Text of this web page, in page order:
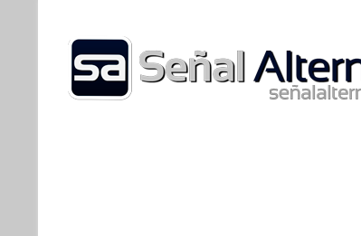
content